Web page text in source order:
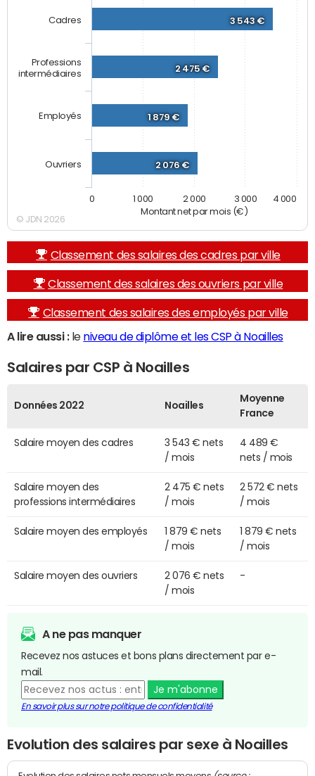
Montant net par mois (€)
3 543 €
2 475 €
1 879 €
2 076 €
Cadres
Professions
intermédiaires
Employés
Ouvriers
0 1 000 2 000 3 000 4 000
© JDN 2026
Classement des salaires des cadres par ville
Classement des salaires des ouvriers par ville
Classement des salaires des employés par ville
A lire aussi :le niveau de diplôme et les CSP à Noailles
Salaires par CSP à Noailles
Données 2022 Noailles
Moyenne
France
Salaire moyen des cadres
3 543 € nets
/ mois
4 489 €
nets / mois
Salaire moyen des
professions intermédiaires
2 475 € nets
/ mois
2 572 € nets
/ mois
Salaire moyen des employés
1 879 € nets
/ mois
1 879 € nets
/ mois
Salaire moyen des ouvriers
2 076 € nets
/ mois
-
A ne pas manquer
Recevez nos astuces et bons plans directement par e-
mail.
Je m'abonne
En savoir plus sur notre politique de confidentialité
Evolution des salaires par sexe à Noailles